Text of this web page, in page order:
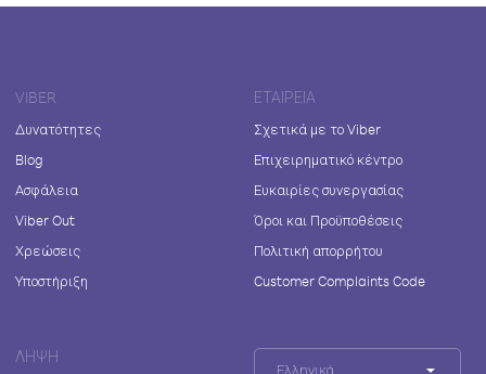
VIBER
Δυνατότητες
Blog
Ασφάλεια
Viber Out
Χρεώσεις
Υποστήριξη
ΕΤΑΙΡΕΊΑ
Σχετικά με το Viber
Επιχειρηματικό κέντρο
Ευκαιρίες συνεργασίας
Όροι και Προϋποθέσεις
Πολιτική απορρήτου
Customer Complaints Code
ΛΉΨΗ
Ελληνικά